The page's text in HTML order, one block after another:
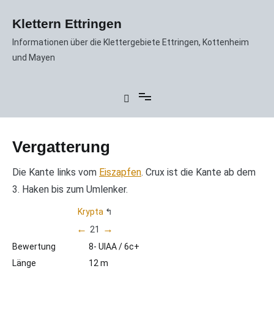
Inhalt
springen
Klettern Ettringen
Informationen über die Klettergebiete Ettringen, Kottenheim
und Mayen
Vergatterung
Die Kante links vom Eiszapfen. Crux ist die Kante ab dem
3. Haken bis zum Umlenker.
Krypta
← 21 →
Bewertung
8- UIAA / 6c+
Länge
12 m